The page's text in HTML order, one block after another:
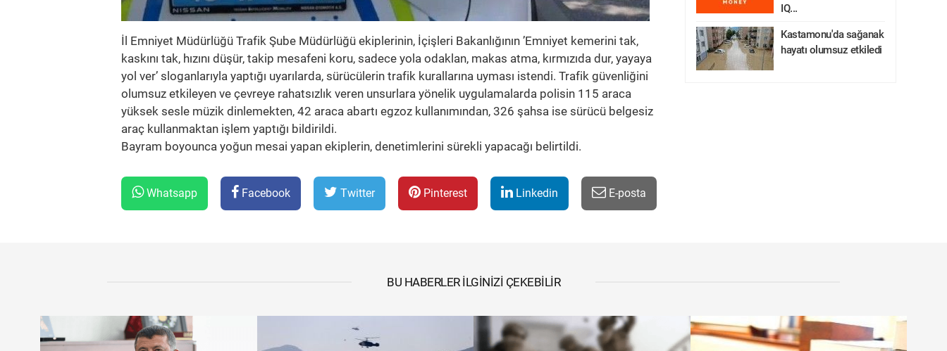
İl Emniyet Müdürlüğü Trafik Şube Müdürlüğü ekiplerinin, İçişleri Bakanlığının ’Emniyet kemerini tak,
kaskını tak, hızını düşür, takip mesafeni koru, sadece yola odaklan, makas atma, kırmızıda dur, yayaya
yol ver’ sloganlarıyla yaptığı uyarılarda, sürücülerin trafik kurallarına uyması istendi. Trafik güvenliğini
olumsuz etkileyen ve çevreye rahatsızlık veren unsurlara yönelik uygulamalarda polisin 115 araca
yüksek sesle müzik dinlemekten, 42 araca abartı egzoz kullanımından, 326 şahsa ise sürücü belgesiz
araç kullanmaktan işlem yaptığı bildirildi.
Bayram boyounca yoğun mesai yapan ekiplerin, denetimlerini sürekli yapacağı belirtildi.
Whatsapp Facebook Twitter Pinterest Linkedin E-posta
IQ...
Kastamonu'da sağanak
hayatı olumsuz etkiledi
BU HABERLER İLGINIZI ÇEKEBILIR